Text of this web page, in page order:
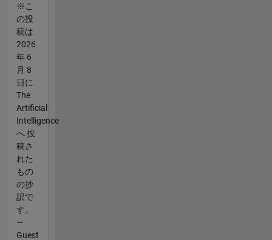
※こ
の投
稿は
2026
年 6
月 8
日に
The
Artificial
Intelligence
へ 投
稿さ
れた
もの
の抄
訳で
す。
—
Guest